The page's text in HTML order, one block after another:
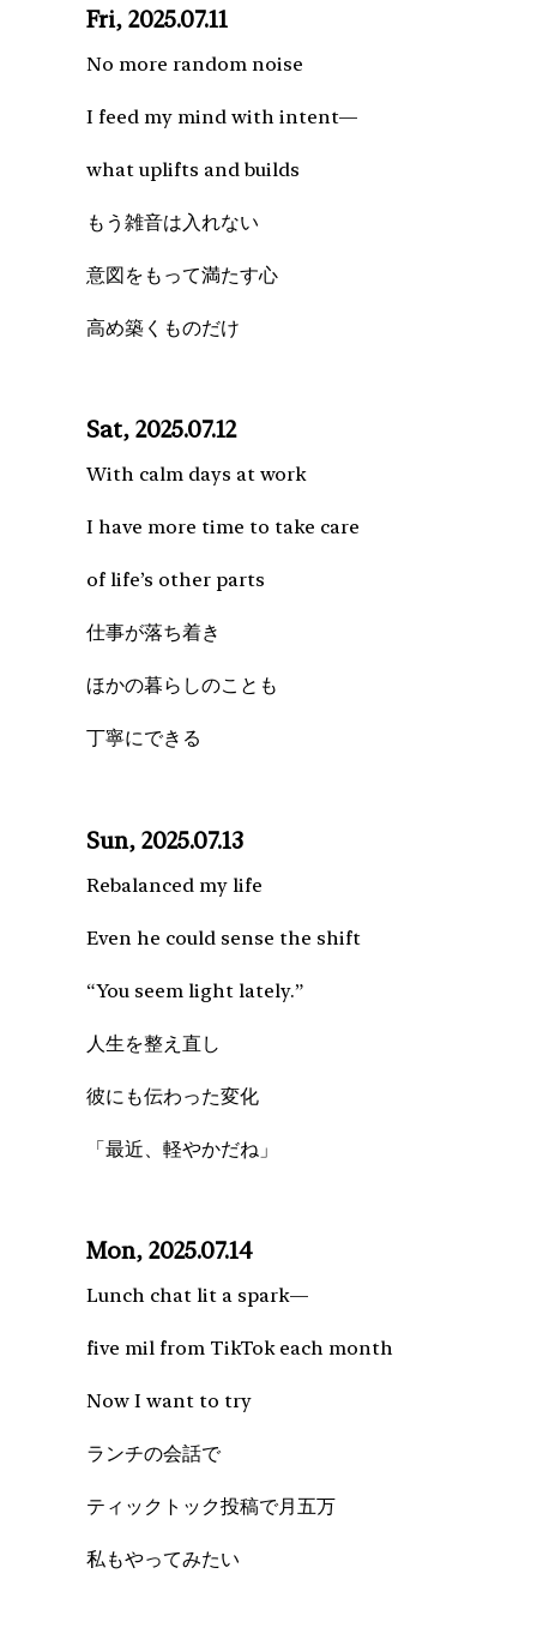
Fri, 2025.07.11
No more random noise
I feed my mind with intent—
what uplifts and builds
もう雑音は入れない
意図をもって満たす心
高め築くものだけ
Sat, 2025.07.12
With calm days at work
I have more time to take care
of life’s other parts
仕事が落ち着き
ほかの暮らしのことも
丁寧にできる
Sun, 2025.07.13
Rebalanced my life
Even he could sense the shift
“You seem light lately.”
人生を整え直し
彼にも伝わった変化
「最近、軽やかだね」
Mon, 2025.07.14
Lunch chat lit a spark—
five mil from TikTok each month
Now I want to try
ランチの会話で
ティックトック投稿で月五万
私もやってみたい